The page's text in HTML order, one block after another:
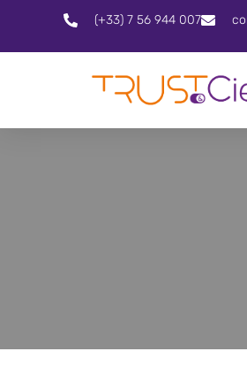
(+33) 7 56 944 007